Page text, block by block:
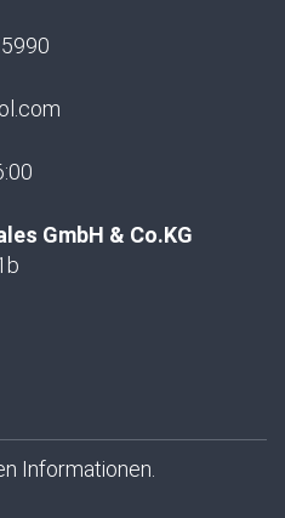
GmbH & Co.KG
Informationen.